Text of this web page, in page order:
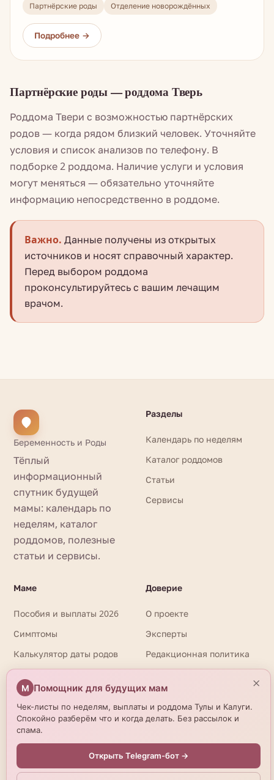
Партнёрские роды
Отделение новорождённых
Партнёрские роды — роддома Тверь
Роддома Твери с возможностью партнёрских
родов — когда рядом близкий человек. Уточняйте
условия и список анализов по телефону. В
подборке 2 роддома. Наличие услуги и условия
могут меняться — обязательно уточняйте
информацию непосредственно в роддоме.
Важно. Данные получены из открытых
источников и носят справочный характер.
Перед выбором роддома
проконсультируйтесь с вашим лечащим
врачом.
Беременность и Роды
Тёплый
информационный
спутник будущей
мамы: календарь по
неделям, каталог
роддомов, полезные
статьи и сервисы.
Разделы
Календарь по неделям
Каталог роддомов
Статьи
Сервисы
Маме
Пособия и выплаты 2026
Симптомы
Калькулятор даты родов
Доверие
О проекте
Эксперты
Редакционная политика
⚕️Информация на сайте носит справочный характер и не
заменяет очную консультацию врача. При любых вопросах
здоровья обращайтесь к квалифицированному
специалисту. Имеются противопоказания. Необходима
консультация специалиста. Данные о роддомах получены
из открытых источников и могут отличаться от актуальной
beremennostirody.ru
М Помощник для будущих мам
Чек-листы по неделям, выплаты и роддома Тулы и Калуги.
Спокойно разберём что и когда делать. Без рассылок и
спама.
Открыть Telegram-бот →
×